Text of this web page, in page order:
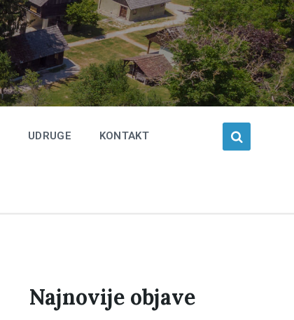
UDRUGE KONTAKT
Najnovije objave